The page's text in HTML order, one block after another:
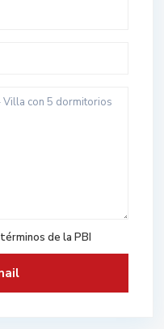
términos de la PBI